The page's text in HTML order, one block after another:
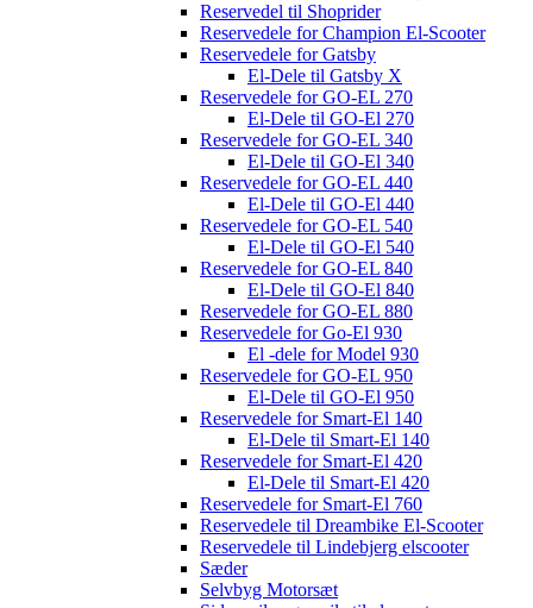
Reservedel til Shoprider
Reservedele for Champion El-Scooter
Reservedele for Gatsby
El-Dele til Gatsby X
Reservedele for GO-EL 270
El-Dele til GO-El 270
Reservedele for GO-EL 340
El-Dele til GO-El 340
Reservedele for GO-EL 440
El-Dele til GO-El 440
Reservedele for GO-EL 540
El-Dele til GO-El 540
Reservedele for GO-EL 840
El-Dele til GO-El 840
Reservedele for GO-EL 880
Reservedele for Go-El 930
El -dele for Model 930
Reservedele for GO-EL 950
El-Dele til GO-El 950
Reservedele for Smart-El 140
El-Dele til Smart-El 140
Reservedele for Smart-El 420
El-Dele til Smart-El 420
Reservedele for Smart-El 760
Reservedele til Dreambike El-Scooter
Reservedele til Lindebjerg elscooter
Sæder
Selvbyg Motorsæt